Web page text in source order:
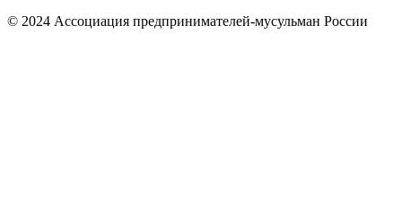
© 2024 Ассоциация предпринимателей-мусульман России